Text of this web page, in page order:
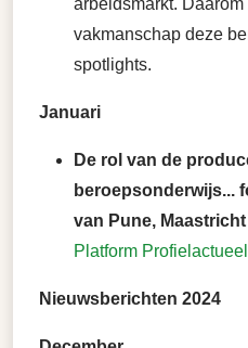
arbeidsmarkt.
vakmanschap deze
spotlights.
Januari
De rol van de
beroepsonderwijs...
van Pune, Maastricht
Platform Profielactueel
Nieuwsberichten 2024